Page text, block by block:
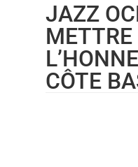
JAZZ
CÔTE